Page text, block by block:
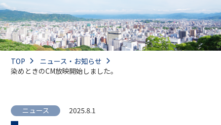
TOP
ニュース・お知らせ
染めときのCM放映開始しました。
ニュース 2025.8.1